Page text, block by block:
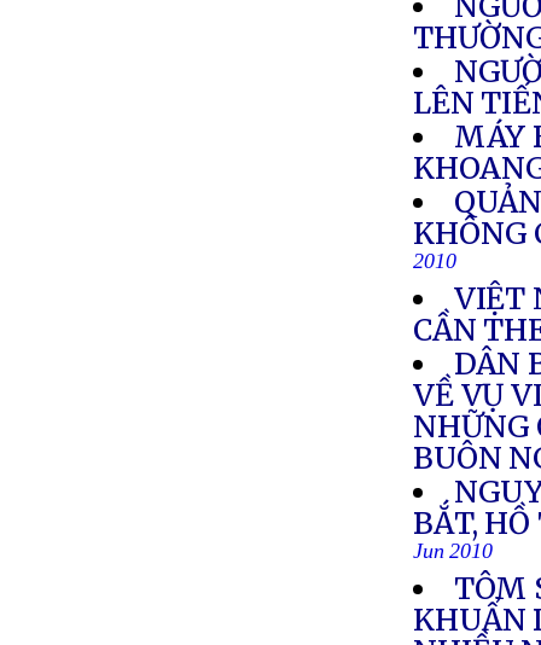
LÊN
MÁY
KHÔNG
2010
VIỆT
CẦN
DÂN
VỀ VỤ
NHỮNG
BUÔN
BẮT,
Jun 2010
TÔM
KHUẨN